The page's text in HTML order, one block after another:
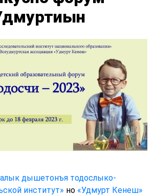
дышетонъя тодослыко-
институт» но «Удмурт Кенеш»